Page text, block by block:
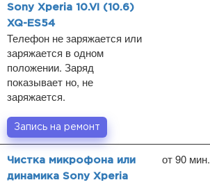
Sony Xperia 10.VI (10.6)
XQ-ES54
Телефон не заряжается или
заряжается в одном
положении. Заряд
показывает но, не
заряжается.
Запись на ремонт
Чистка микрофона или
динамика Sony Xperia
от 90 мин.